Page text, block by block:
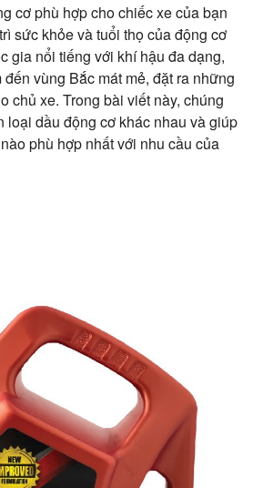
cơ phù hợp cho chiếc xe của bạn
sức khỏe và tuổi thọ của động cơ
gia nổi tiếng với khí hậu đa dạng,
vùng Bắc mát mẻ, đặt ra những
chủ xe. Trong bài viết này, chúng
loại dầu động cơ khác nhau và giúp
phù hợp nhất với nhu cầu của